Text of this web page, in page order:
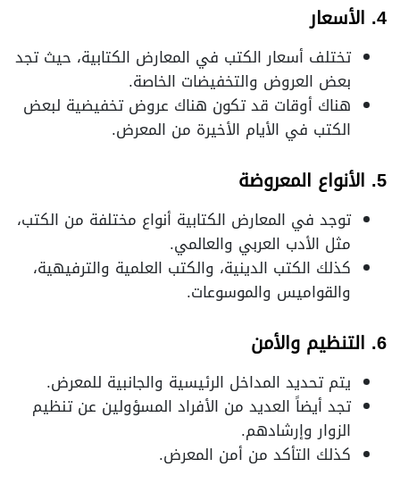
4. الأسعار
تختلف أسعار الكتب في المعارض الكتابية، حيث تجد
بعض العروض والتخفيضات الخاصة.
هناك أوقات قد تكون هناك عروض تخفيضية لبعض
الكتب في الأيام الأخيرة من المعرض.
5. الأنواع المعروضة
توجد في المعارض الكتابية أنواع مختلفة من الكتب،
مثل الأدب العربي والعالمي.
كذلك الكتب الدينية، والكتب العلمية والترفيهية،
والقواميس والموسوعات.
6. التنظيم والأمن
يتم تحديد المداخل الرئيسية والجانبية للمعرض.
تجد أيضاً العديد من الأفراد المسؤولين عن تنظيم
الزوار وإرشادهم.
كذلك التأكد من أمن المعرض.